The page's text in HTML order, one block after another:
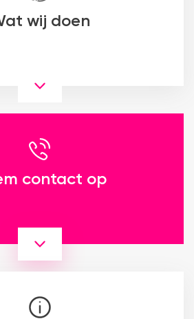
wij doen
contact op